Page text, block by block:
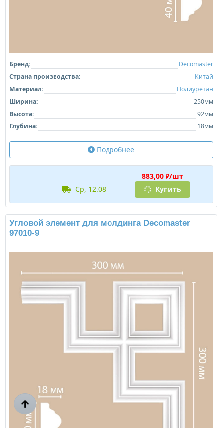
Бренд:
Decomaster
Страна производства:
Китай
Материал:
Полиуретан
Ширина:
250мм
Высота:
92мм
Глубина:
18мм
Подробнее
883,00 ₽/шт
ср, 12.08
Купить
Угловой элемент для молдинга Decomaster
97010-9